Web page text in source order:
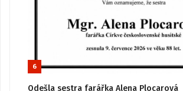
6
Odešla sestra farářka Alena Plocarová